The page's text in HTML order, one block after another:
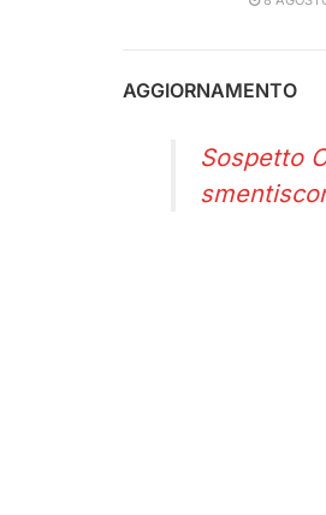
AGGIORNAMENTO
Sospetto